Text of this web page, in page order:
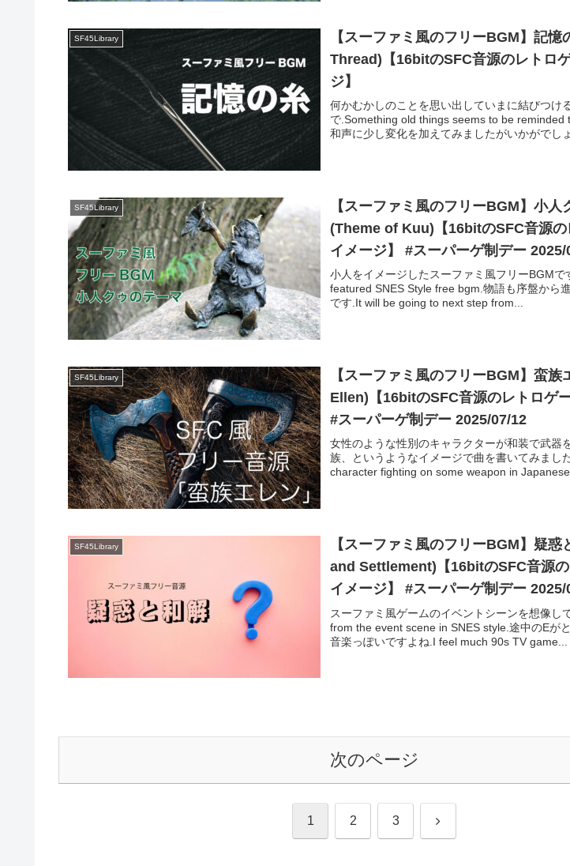
SF45Library
【スーファミ風のフリーBGM】記
Thread)【16bitのSFC音源のレトロ
ジ】
何かむかしのことを思い出していまに結びつけ
で.Something old things seems to be reminded
和声に少し変化を加えてみましたがいかがでし
SF45Library
【スーファミ風のフリーBGM】小人
(Theme of Kuu)【16bitのSFC音源の
イメージ】 #スーパーゲ制デー 2025/
小人をイメージしたスーファミ風フリーBGMで
featured SNES Style free bgm.物語も序盤から
です.It will be going to next step from...
SF45Library
【スーファミ風のフリーBGM】蛮
Ellen)【16bitのSFC音源のレトロゲ
#スーパーゲ制デー 2025/07/12
女性のような性別のキャラクターが和装で武器
族、というようなイメージで曲を書いてみまし
character fighting on some weapon in
SF45Library
【スーファミ風のフリーBGM】疑
and Settlement)【16bitのSFC音源
イメージ】 #スーパーゲ制デー 2025/
スーファミ風ゲームのイベントシーンを想像し
from the event scene in SNES style.途中のEが
音楽っぽいですよね.I feel much 90s TV game...
次のページ
1 2 3 次